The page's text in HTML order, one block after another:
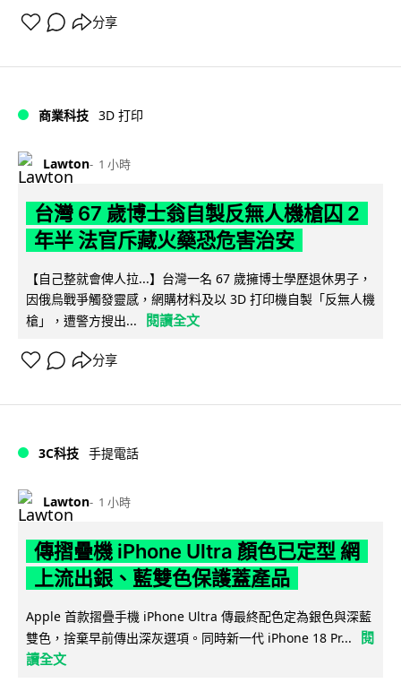
分享
商業科技 3D 打印
Lawton 1 小時
台灣 67 歲博士翁自製反無人機槍囚 2
年半 法官斥藏火藥恐危害治安
【自己整就會俾人拉...】台灣一名 67 歲擁博士學歷退休男子，
因俄烏戰爭觸發靈感，網購材料及以 3D 打印機自製「反無人機
槍」，遭警方搜出...
閱讀全文
分享
3C科技 手提電話
Lawton 1 小時
傳摺疊機 iPhone Ultra 顏色已定型 網
上流出銀、藍雙色保護蓋產品
Apple 首款摺疊手機 iPhone Ultra 傳最終配色定為銀色與深藍
雙色，捨棄早前傳出深灰選項。同時新一代 iPhone 18 Pr...
閱
讀全文